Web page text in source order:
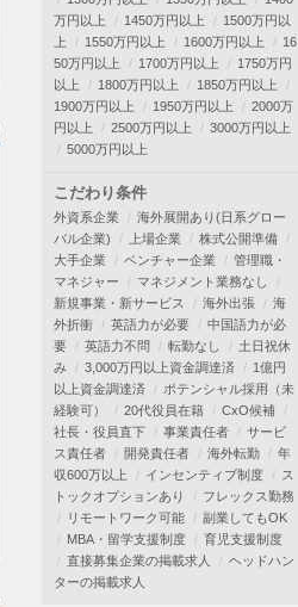
万円以上
1450万円以上
1500万円以
上
1550万円以上 1600万円以上
16
50万円以上
1700万円以上
1750万円
以上
1800万円以上
1850万円以上
1900万円以上
1950万円以上
2000万
円以上
2500万円以上
3000万円以上
5000万円以上
こだわり条件
外資系企業
海外展開あり(日系グロー
バル企業)
上場企業
株式公開準備
大手企業
ベンチャー企業
管理職・
マネジャー
マネジメント業務なし
新規事業・新サービス
海外出張
海
外折衝
英語力が必要
中国語力が必
要
英語力不問 転勤なし
土日祝休
み
3,000万円以上資金調達済
1億円
以上資金調達済
ポテンシャル採用（未
経験可）
20代役員在籍
CxO候補
社長・役員直下
事業責任者
サービ
ス責任者
開発責任者 海外転勤
年
収600万以上
インセンティブ制度
ス
トックオプションあり
フレックス勤務
リモートワーク可能
副業してもOK
MBA・留学支援制度
育児支援制度
直接募集企業の掲載求人
ヘッドハン
ターの掲載求人